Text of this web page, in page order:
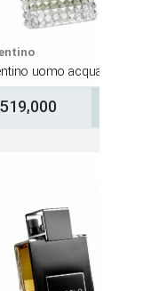
valentino uomo
26,519,000